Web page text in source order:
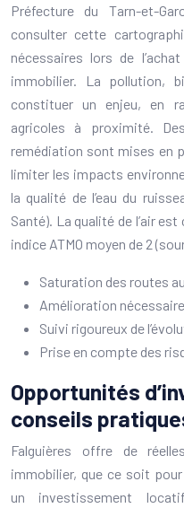
Préfecture du Tarn-et-
consulter cette
nécessaires lors de
immobilier. La pollution,
constituer un enjeu, en
agricoles à proximité.
remédiation sont mises en
limiter les impacts
la qualité de l’eau du
Santé). La qualité de l’air
indice ATMO moyen de 2
Saturation des routes
Amélioration
Suivi rigoureux de
Prise en compte des
Opportunités
conseils
Falguières offre de
immobilier, que ce soit pour
un investissement